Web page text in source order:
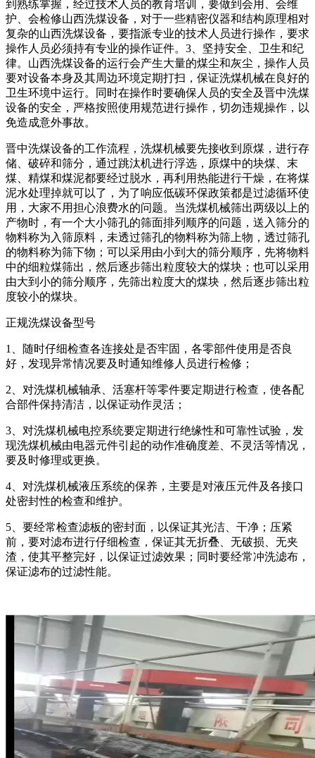
到熟练掌握，经过技术人员的教育培训，要做到会用、会维
护、会检修山西洗煤设备，对于一些精密仪器和结构原理相对
复杂的山西洗煤设备，要指派专业的技术人员进行操作，要求
操作人员必须持有专业的操作证件。3、坚持安全、卫生和纪
律。山西洗煤设备的运行会产生大量的煤尘和灰尘，操作人员
要对设备本身及其周边环境定期打扫，保证洗煤机械在良好的
卫生环境中运行。同时在操作时要确保人员的安全及晋中洗煤
设备的安全，严格按照使用规范进行操作，切勿违规操作，以
免造成意外事故。
晋中洗煤设备的工作流程，洗煤机械要先接收到原煤，进行存
储、破碎和筛分，通过跳汰机进行浮选，原煤中的块煤、末
煤、精煤和煤泥都要经过脱水，再利用热能进行干燥，在将煤
泥水处理掉就可以了，为了响应低碳环保政策都是过滤循环使
用，大家不用担心浪费水的问题。当洗煤机械筛出两级以上的
产物时，有一个大小筛孔的筛面排列顺序的问题，送入筛分的
物料称为入筛原料，未透过筛孔的物料称为筛上物，透过筛孔
的物料称为筛下物；可以采用由小到大的筛分顺序，先将物料
中的细粒煤筛出，然后逐步筛出粒度较大的煤块；也可以采用
由大到小的筛分顺序，先筛出粒度大的煤块，然后逐步筛出粒
度较小的煤块。
正规洗煤设备型号
1、随时仔细检查各连接处是否牢固，各零部件使用是否良
好，发现异常情况要及时通知维修人员进行检修；
2、对洗煤机械轴承、活塞杆等零件要定期进行检查，使各配
合部件保持清洁，以保证动作灵活；
3、对洗煤机械电控系统要定期进行绝缘性和可靠性试验，发
现洗煤机械由电器元件引起的动作准确度差、不灵活等情况，
要及时修理或更换。
4、对洗煤机械液压系统的保养，主要是对液压元件及各接口
处密封性的检查和维护。
5、要经常检查滤板的密封面，以保证其光洁、干净；压紧
前，要对滤布进行仔细检查，保证其无折叠、无破损、无夹
渣，使其平整完好，以保证过滤效果；同时要经常冲洗滤布，
保证滤布的过滤性能。